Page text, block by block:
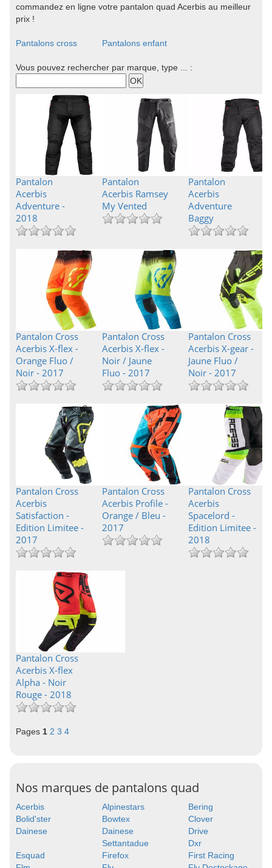
commandez en ligne votre pantalon quad Acerbis au meilleur
prix !
Pantalons cross Pantalons enfant
Vous pouvez rechercher par marque, type ... :
Pantalon
Acerbis
Adventure -
2018
Pantalon
Acerbis Ramsey
My Vented
Pantalon
Acerbis
Adventure
Baggy
Pantalon Cross
Acerbis X-flex -
Orange Fluo /
Noir - 2017
Pantalon Cross
Acerbis X-flex -
Noir / Jaune
Fluo - 2017
Pantalon Cross
Acerbis X-gear -
Jaune Fluo /
Noir - 2017
Pantalon Cross
Acerbis
Satisfaction -
Edition Limitee -
2017
Pantalon Cross
Acerbis Profile -
Orange / Bleu -
2017
Pantalon Cross
Acerbis
Spacelord -
Edition Limitee -
2018
Pantalon Cross
Acerbis X-flex
Alpha - Noir
Rouge - 2018
Pages 1 2 3 4
Nos marques de pantalons quad
Acerbis Alpinestars
Bering
Bolid'ster
Bowtex
Clover
Dainese
Dainese
Settantadue
Drive
Dxr
Esquad
Firefox
First Racing